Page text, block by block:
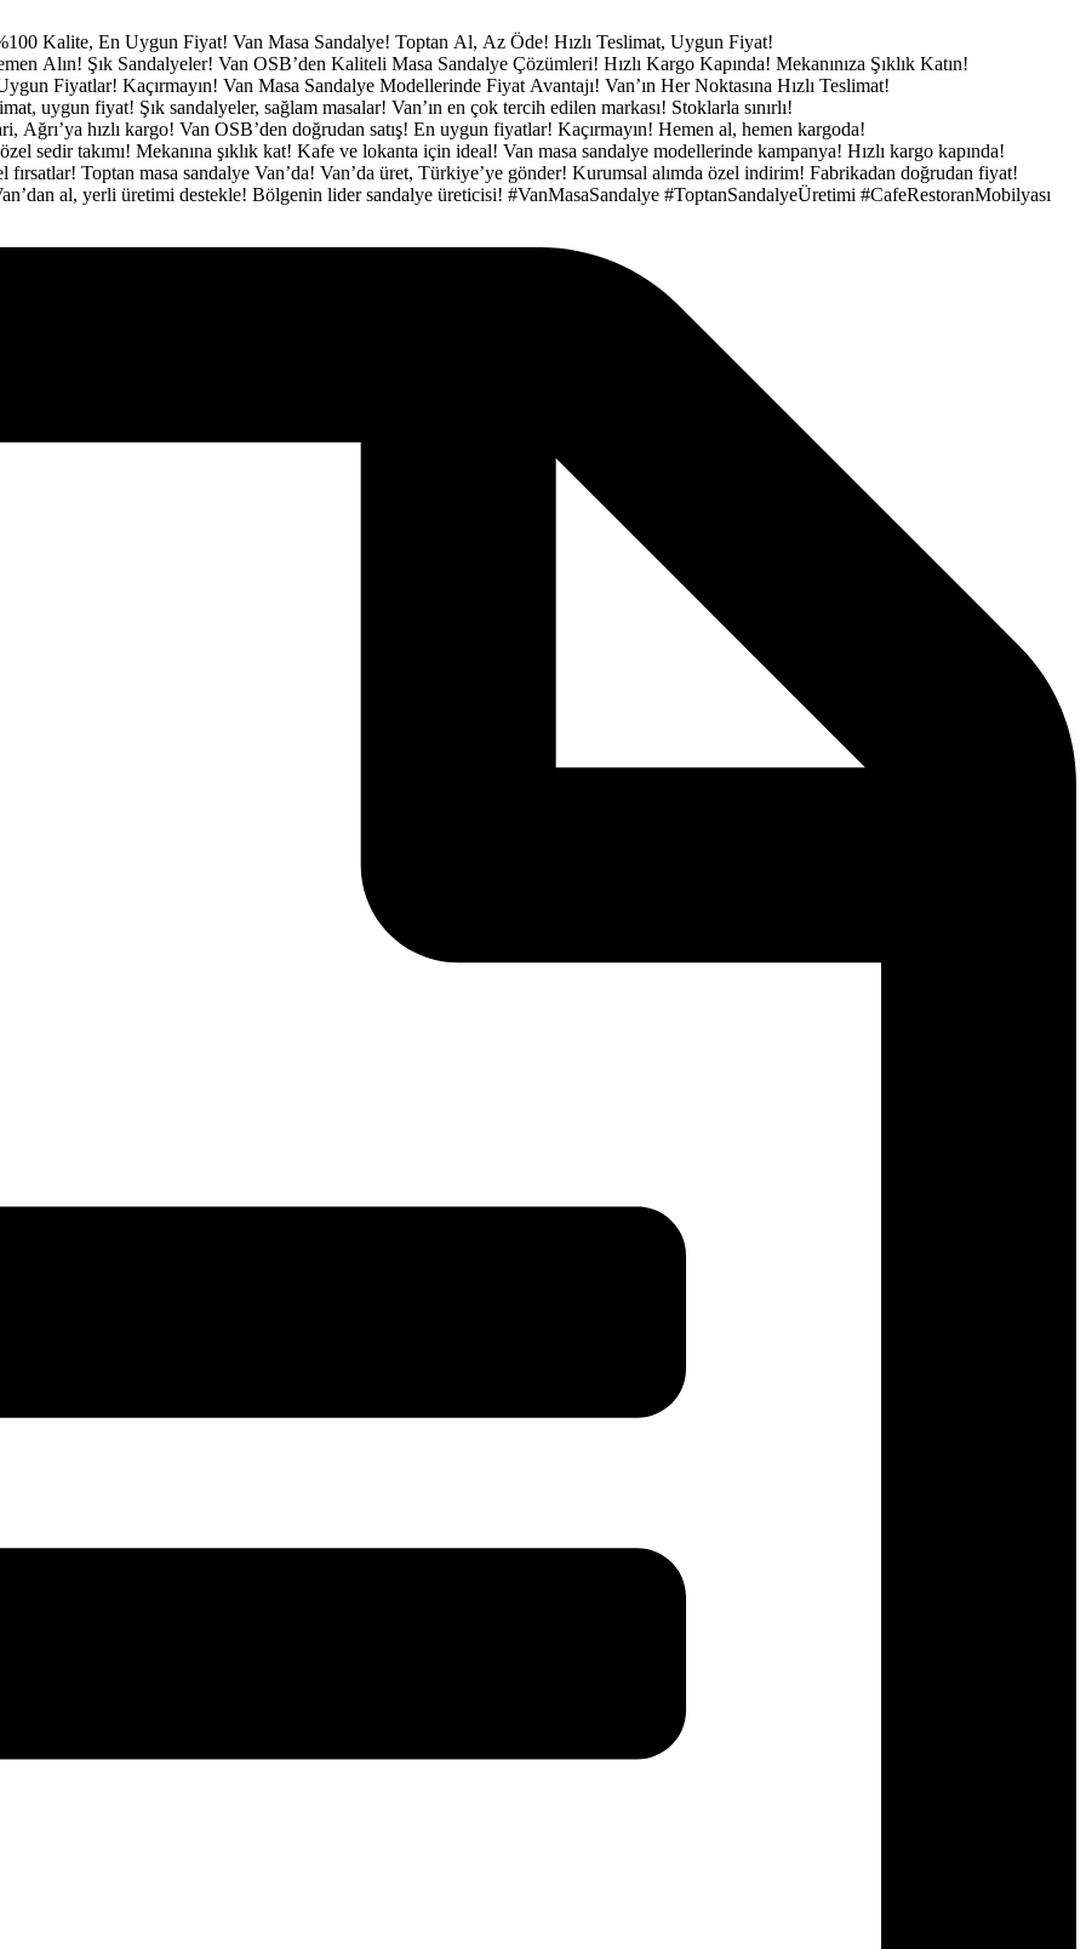
Kalite, En Uygun Fiyat! Van Masa Sandalye! Toptan Al, Az Öde! Hızlı Teslimat, Uygun Fiyat!
Alın! Şık Sandalyeler! Van OSB’den Kaliteli Masa Sandalye Çözümleri! Hızlı Kargo Kapında! Mekanınıza Şıklık Katın!
Fiyatlar! Kaçırmayın! Van Masa Sandalye Modellerinde Fiyat Avantajı! Van’ın Her Noktasına Hızlı Teslimat!
uygun fiyat! Şık sandalyeler, sağlam masalar! Van’ın en çok tercih edilen markası! Stoklarla sınırlı!
Ağrı’ya hızlı kargo! Van OSB’den doğrudan satış! En uygun fiyatlar! Kaçırmayın! Hemen al, hemen kargoda!
sedir takımı! Mekanına şıklık kat! Kafe ve lokanta için ideal! Van masa sandalye modellerinde kampanya! Hızlı kargo kapında!
fırsatlar! Toptan masa sandalye Van’da! Van’da üret, Türkiye’ye gönder! Kurumsal alımda özel indirim! Fabrikadan doğrudan fiyat!
al, yerli üretimi destekle! Bölgenin lider sandalye üreticisi! #VanMasaSandalye #ToptanSandalyeÜretimi #CafeRestoranMobilyası